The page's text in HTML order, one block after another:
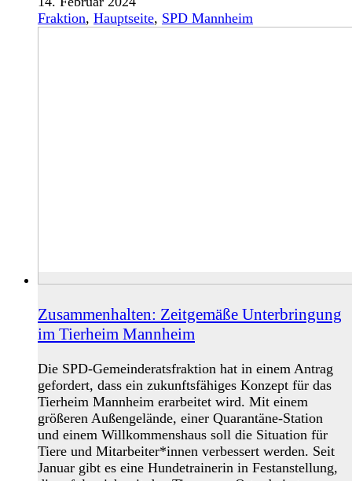
Fraktion, Hauptseite, SPD Mannheim
Zusammenhalten: Zeitgemäße Unterbringung
im Tierheim Mannheim
Die SPD-Gemeinderatsfraktion hat in einem Antrag
gefordert, dass ein zukunftsfähiges Konzept für das
Tierheim Mannheim erarbeitet wird. Mit einem
größeren Außengelände, einer Quarantäne-Station
und einem Willkommenshaus soll die Situation für
Tiere und Mitarbeiter*innen verbessert werden. Seit
Januar gibt es eine Hundetrainerin in Festanstellung,